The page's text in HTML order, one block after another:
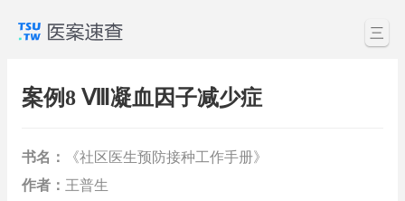
三
案例8 Ⅷ凝血因子减少症
书名：
《社区医生预防接种工作手册》
作者： 王普生